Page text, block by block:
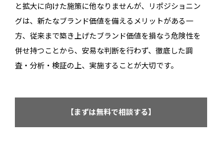
と拡大に向けた施策に他なりませんが、リポジショニン
グは、新たなブランド価値を備えるメリットがある一
方、従来まで築き上げたブランド価値を損なう危険性を
併せ持つことから、安易な判断を行わず、徹底した調
査・分析・検証の上、実施することが大切です。
【まずは無料で相談する】